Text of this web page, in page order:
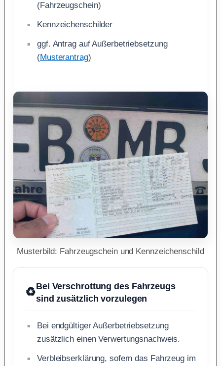
(Fahrzeugschein)
Kennzeichenschilder
ggf. Antrag auf Außerbetriebsetzung
(Musterantrag)
Musterbild: Fahrzeugschein und Kennzeichenschild
♻️Bei Verschrottung des Fahrzeugs
sind zusätzlich vorzulegen
Bei endgültiger Außerbetriebsetzung
zusätzlich einen Verwertungsnachweis.
Verbleibserklärung, sofern das Fahrzeug im